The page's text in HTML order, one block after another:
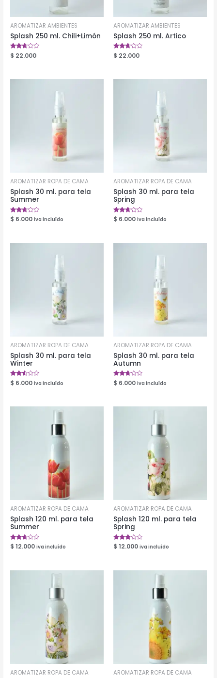
AROMATIZAR AMBIENTES
Splash 250 ml. Chili+Limón
Valorado
en
$ 22.000
AROMATIZAR AMBIENTES
Splash 250 ml. Artico
Valorado
en
$ 22.000
AROMATIZAR ROPA DE CAMA
Splash 30 ml. para tela
Summer
Valorado
en
$ 6.000 iva incluído
AROMATIZAR ROPA DE CAMA
Splash 30 ml. para tela
Spring
Valorado
en
$ 6.000 iva incluído
AROMATIZAR ROPA DE CAMA
Splash 30 ml. para tela
Winter
Valorado
en
$ 6.000 iva incluído
AROMATIZAR ROPA DE CAMA
Splash 30 ml. para tela
Autumn
Valorado
en
$ 6.000 iva incluído
AROMATIZAR ROPA DE CAMA
Splash 120 ml. para tela
Summer
Valorado
en
$ 12.000 iva incluído
AROMATIZAR ROPA DE CAMA
Splash 120 ml. para tela
Spring
Valorado
en
$ 12.000 iva incluído
AROMATIZAR ROPA DE CAMA AROMATIZAR ROPA DE CAMA